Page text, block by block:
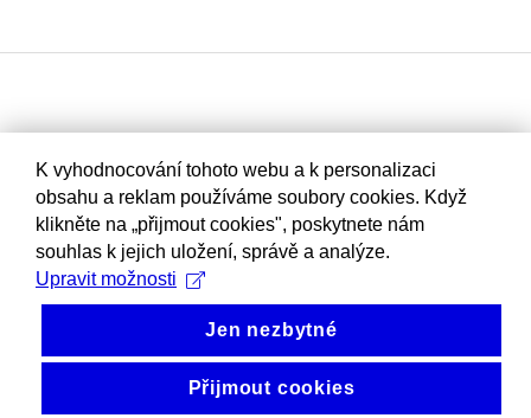
K vyhodnocování tohoto webu a k personalizaci
obsahu a reklam používáme soubory cookies. Když
klikněte na „přijmout cookies", poskytnete nám
souhlas k jejich uložení, správě a analýze.
Upravit možnosti
Jen nezbytné
Přijmout cookies